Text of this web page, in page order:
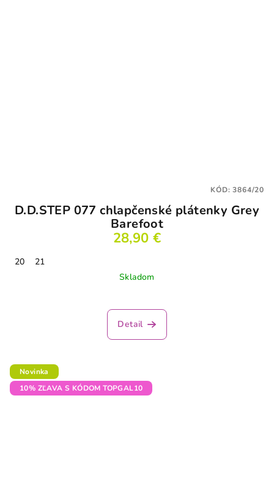
D.D.STEP 077 chlapčenské plátenky Grey
Barefoot
28,90 €
20
21
Skladom
Detail
KÓD:3864/20
Novinka
10% ZĽAVA S KÓDOM TOPGAL10